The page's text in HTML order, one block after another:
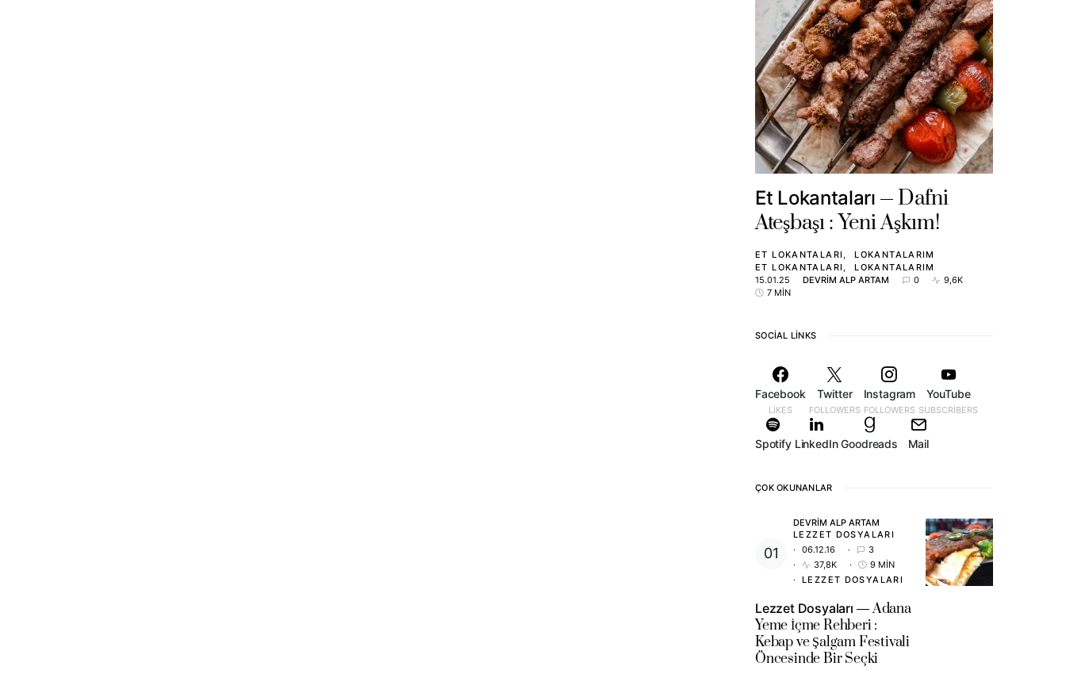
Et Lokantaları
Dafni
Ateşbaşı : Yeni Aşkım!
ET LOKANTALARI
LOKANTALARIM
ET LOKANTALARI
LOKANTALARIM
15.01.25
DEVRIM ALP ARTAM 0
9,6K
7 MIN
SOCIAL LINKS
Facebook
LIKES
Twitter
FOLLOWERS
Instagram
FOLLOWERS
YouTube
SUBSCRIBERS
Spotify LinkedIn Goodreads Mail
ÇOK OKUNANLAR
DEVRIM ALP ARTAM
LEZZET DOSYALARI
06.12.16
3
37,8K
9 MIN
LEZZET DOSYALARI
Lezzet Dosyaları
Adana
Yeme İçme Rehberi :
Kebap ve Şalgam Festivali
Öncesinde Bir Seçki